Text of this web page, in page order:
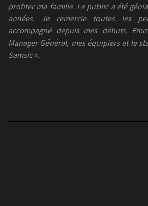
profiter ma famille. Le public a été
années. Je remercie toutes les
accompagné depuis mes débuts,
Manager Général, mes équipiers et le
Samsic ».